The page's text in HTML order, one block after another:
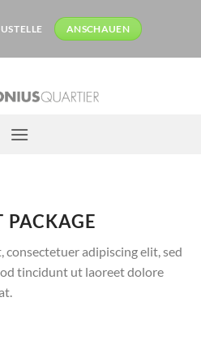
ANSCHAUEN
consectetuer adipiscing elit, sed
tincidunt ut laoreet dolore